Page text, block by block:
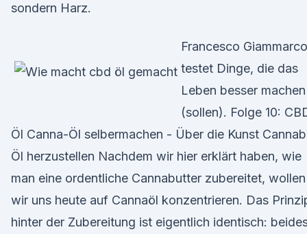
sondern Harz.
Francesco Giammarco
testet Dinge, die das
Leben besser machen
(sollen). Folge 10:
Öl Canna-Öl selbermachen - Über die Kunst
Öl herzustellen Nachdem wir hier erklärt haben, wie
man eine ordentliche Cannabutter zubereitet, wollen
wir uns heute auf Cannaöl konzentrieren. Das
hinter der Zubereitung ist eigentlich identisch: